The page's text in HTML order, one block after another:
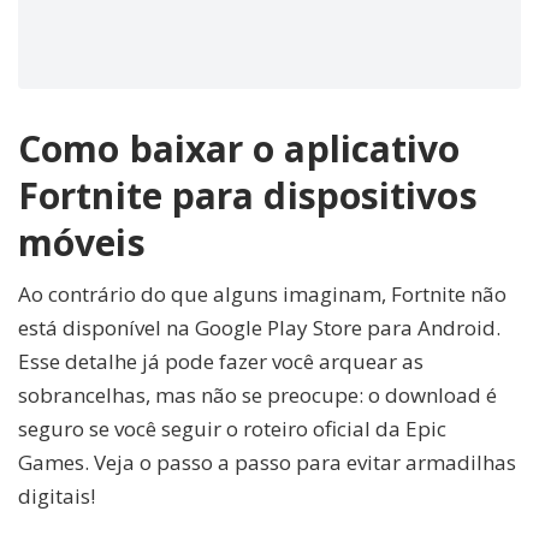
Como baixar o aplicativo
Fortnite para dispositivos
móveis
Ao contrário do que alguns imaginam, Fortnite não
está disponível na Google Play Store para Android.
Esse detalhe já pode fazer você arquear as
sobrancelhas, mas não se preocupe: o download é
seguro se você seguir o roteiro oficial da Epic
Games. Veja o passo a passo para evitar armadilhas
digitais!